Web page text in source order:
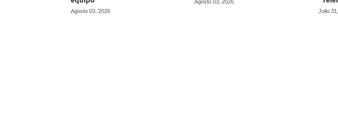
Agosto 03, 2026
Agosto 03, 2026
Julio